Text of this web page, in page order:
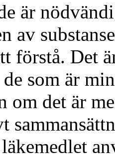
är
av
förstå. Det
som är
om det är